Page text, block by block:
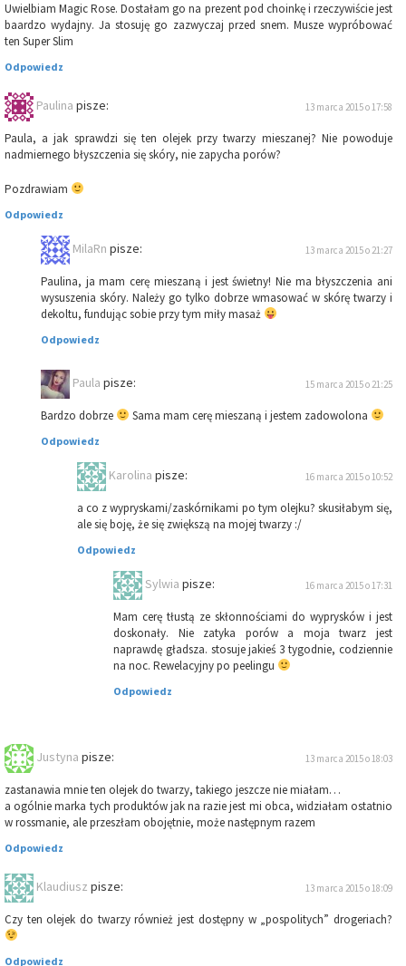
Uwielbiam Magic Rose. Dostałam go na prezent pod choinkę i rzeczywiście jest
baardzo wydajny. Ja stosuję go zazwyczaj przed snem. Musze wypróbować
ten Super Slim
Odpowiedz
Paulina pisze: 13 marca 2015 o 17:58
Paula, a jak sprawdzi się ten olejek przy twarzy mieszanej? Nie powoduje
nadmiernego błyszczenia się skóry, nie zapycha porów?
Pozdrawiam
Odpowiedz
MilaRn pisze: 13 marca 2015 o 21:27
Paulina, ja mam cerę mieszaną i jest świetny! Nie ma błyszczenia ani
wysuszenia skóry. Należy go tylko dobrze wmasować w skórę twarzy i
dekoltu, fundując sobie przy tym miły masaż
Odpowiedz
Paula pisze: 15 marca 2015 o 21:25
Bardzo dobrze Sama mam cerę mieszaną i jestem zadowolona
Odpowiedz
Karolina pisze: 16 marca 2015 o 10:52
a co z wypryskami/zaskórnikami po tym olejku? skusiłabym się,
ale się boję, że się zwiększą na mojej twarzy :/
Odpowiedz
Sylwia pisze: 16 marca 2015 o 17:31
Mam cerę tłustą ze skłonnościami do wyprysków i jest
doskonały. Nie zatyka porów a moja twarz jest
naprawdę gładsza. stosuje jakieś 3 tygodnie, codziennie
na noc. Rewelacyjny po peelingu
Odpowiedz
Justyna pisze: 13 marca 2015 o 18:03
zastanawia mnie ten olejek do twarzy, takiego jeszcze nie miałam…
a ogólnie marka tych produktów jak na razie jest mi obca, widziałam ostatnio
w rossmanie, ale przeszłam obojętnie, może następnym razem
Odpowiedz
Klaudiusz pisze: 13 marca 2015 o 18:09
Czy ten olejek do twarzy również jest dostępny w „pospolitych” drogeriach?
Odpowiedz